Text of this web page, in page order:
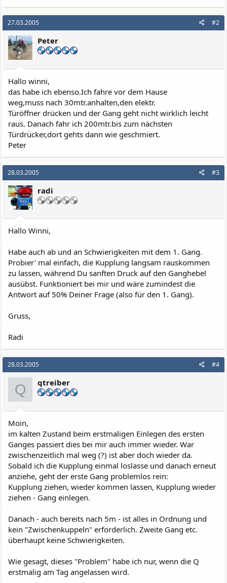
27.03.2005 #2
Peter
Hallo winni,
das habe ich ebenso.Ich fahre vor dem Hause
weg,muss nach 30mtr.anhalten,den elektr.
Türöffner drücken und der Gang geht nicht wirklich leicht
raus. Danach fahr ich 200mtr.bis zum nächsten
Türdrücker,dort gehts dann wie geschmiert.
Peter
28.03.2005 #3
radi
Hallo Winni,
Habe auch ab und an Schwierigkeiten mit dem 1. Gang.
Probier' mal einfach, die Kupplung langsam rauskommen
zu lassen, während Du sanften Druck auf den Ganghebel
ausübst. Funktioniert bei mir und wäre zumindest die
Antwort auf 50% Deiner Frage (also für den 1. Gang).
Gruss,
Radi
28.03.2005 #4
Q qtreiber
Moin,
im kalten Zustand beim erstmaligen Einlegen des ersten
Ganges passiert dies bei mir auch immer wieder. War
zwischenzeitlich mal weg (?) ist aber doch wieder da.
Sobald ich die Kupplung einmal loslasse und danach erneut
anziehe, geht der erste Gang problemlos rein:
Kupplung ziehen, wieder kommen lassen, Kupplung wieder
ziehen - Gang einlegen.
Danach - auch bereits nach 5m - ist alles in Ordnung und
kein "Zwischenkuppeln" erforderlich. Zweite Gang etc.
überhaupt keine Schwierigkeiten.
Wie gesagt, dieses "Problem" habe ich nur, wenn die Q
erstmalig am Tag angelassen wird.